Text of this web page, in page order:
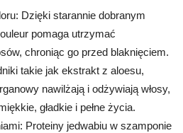
Dzięki starannie dobranym
pomaga utrzymać
chroniąc go przed blaknięciem.
takie jak ekstrakt z aloesu,
nawilżają i odżywiają włosy,
gładkie i pełne życia.
Proteiny jedwabiu w szamponie